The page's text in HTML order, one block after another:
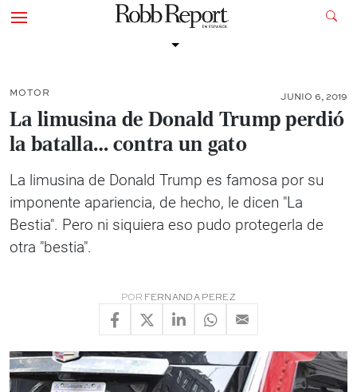
MOTOR JUNIO 6, 2019
La limusina de Donald Trump perdió
la batalla… contra un gato
La limusina de Donald Trump es famosa por su
imponente apariencia, de hecho, le dicen "La
Bestia". Pero ni siquiera eso pudo protegerla de
otra "bestia".
POR FERNANDA PEREZ